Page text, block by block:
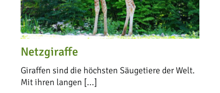
Netzgiraffe
Giraffen sind die höchsten Säugetiere der Welt.
Mit ihren langen [...]